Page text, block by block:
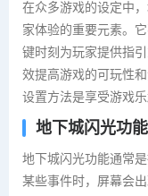
在众多游戏的设定中
家体验的重要元素。
键时刻为玩家提供指
效提高游戏的可玩性
设置方法是享受游戏乐
地下城闪光功
地下城闪光功能通常
某些事件时，屏幕会